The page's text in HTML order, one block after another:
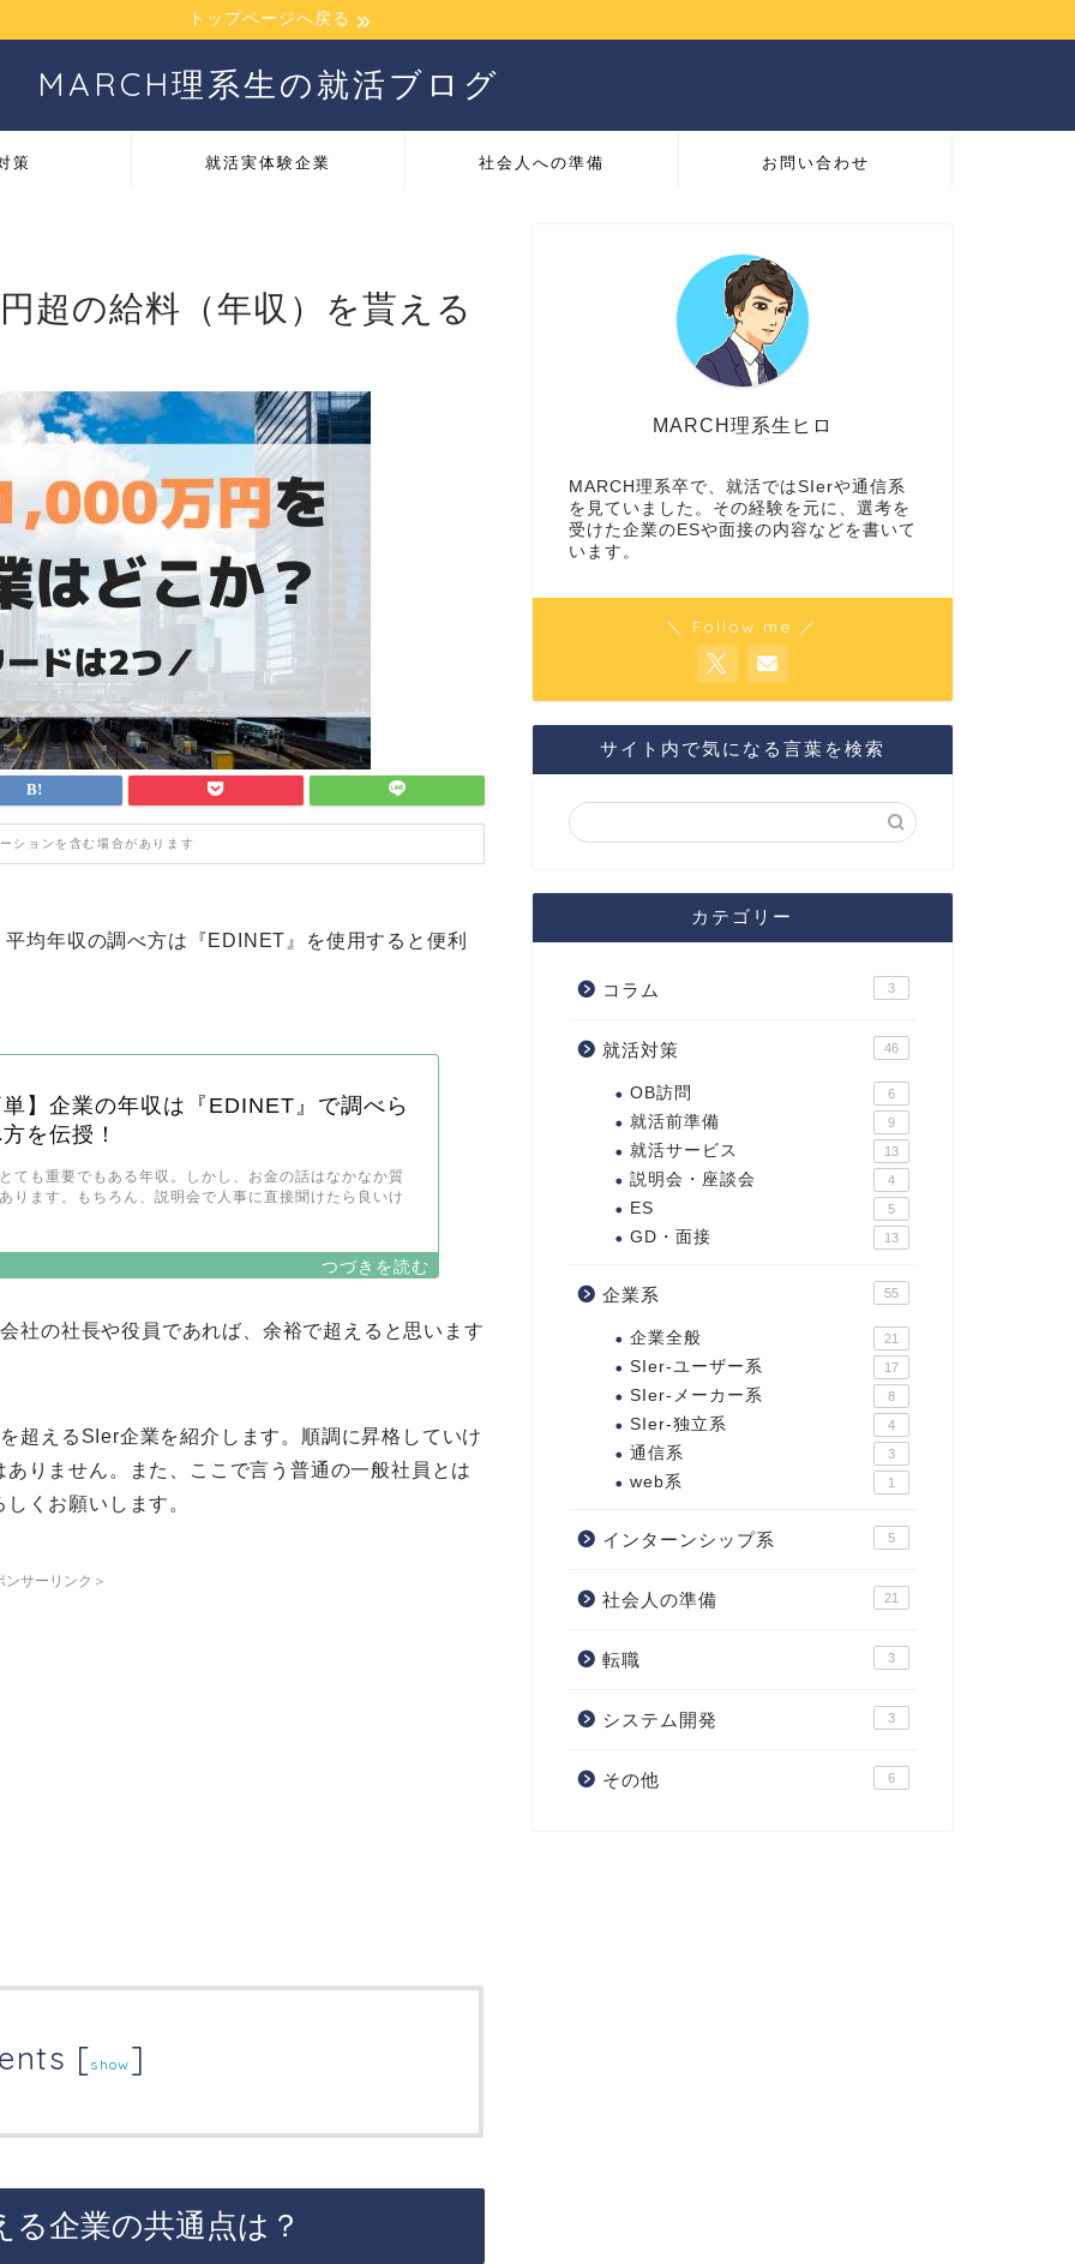
トップページへ戻る
MARCH理系生の就活ブログ
策 就活実体験企業 社会人への準備 お問い合わせ
超の給料（年収）を貰える
ションを含む場合があります
均年収の調べ方は『EDINET』を使用すると便利
】企業の年収は『EDINET』で調べら
を伝授！
ても重要でもある年収。しかし、お金の話はなかなか質
ります。もちろん、説明会で人事に直接聞けたら良いけ
社の社長や役員であれば、余裕で超えると思います
超えるSIer企業を紹介します。順調に昇格していけ
りません。また、ここで言う普通の一般社員とは
くお願いします。
ンサーリンク＞
[show ]
る企業の共通点は？
MARCH理系生ヒロ
MARCH理系卒で、就活ではSIerや通信系
を見ていました。その経験を元に、選考を
受けた企業のESや面接の内容などを書いて
います。
＼ Follow me ／
サイト内で気になる言葉を検索
カテゴリー
コラム 3
就活対策 46
OB訪問 6
就活前準備 9
就活サービス 13
説明会・座談会 4
ES 5
GD・面接 13
企業系 55
企業全般 21
SIer-ユーザー系 17
SIer-メーカー系 8
SIer-独立系 4
通信系 3
web系 1
インターンシップ系 5
社会人の準備 21
転職 3
システム開発 3
その他 6